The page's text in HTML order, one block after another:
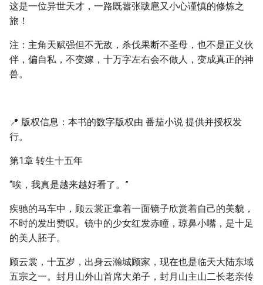
这是一位异世天才，一路既嚣张跋扈又小心谨慎的修炼之
旅！
注：主角天赋强但不无敌，杀伐果断不圣母，也不是正义伙
伴，偏自私，不变嫁，十万字左右会不做人，变成真正的神
兽。
📍 版权信息：本书的数字版权由 番茄小说 提供并授权发
行。
第1章 转生十五年
“唉，我真是越来越好看了。”
疾驰的马车中，顾云裳正拿着一面镜子欣赏着自己的美貌，
不时的发出赞叹。镜中的少女红发赤瞳，琼鼻小嘴，是十足
的美人胚子。
顾云裳，十五岁，出身云瀚城顾家，现在也是临天大陆东域
五宗之一。封月山外山首席大弟子，封月山主山二长老亲传